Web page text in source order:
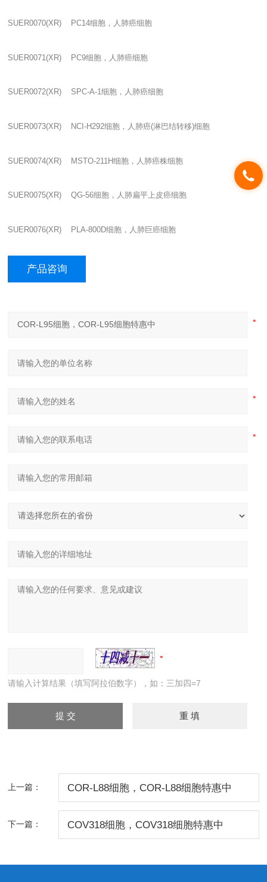
SUER0070(XR) PC14细胞，人肺癌细胞
SUER0071(XR) PC9细胞，人肺癌细胞
SUER0072(XR) SPC-A-1细胞，人肺癌细胞
SUER0073(XR) NCI-H292细胞，人肺癌(淋巴结转移)细胞
SUER0074(XR) MSTO-211H细胞，人肺癌株细胞
SUER0075(XR) QG-56细胞，人肺扁平上皮癌细胞
SUER0076(XR) PLA-800D细胞，人肺巨癌细胞
产品咨询
请输入计算结果（填写阿拉伯数字），如：三加四=7
上一篇： COR-L88细胞，COR-L88细胞特惠中
下一篇： COV318细胞，COV318细胞特惠中